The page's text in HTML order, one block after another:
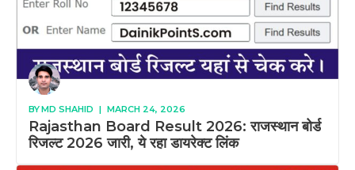
BYMD SHAHID | MARCH 24, 2026
Rajasthan Board Result 2026: राजस्थान बोर्ड
रिजल्ट 2026 जारी, ये रहा डायरेक्ट लिंक